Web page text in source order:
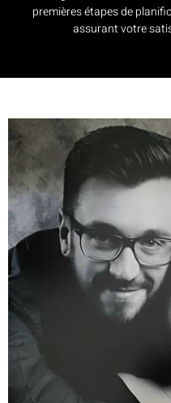
premières étapes de
assurant votre